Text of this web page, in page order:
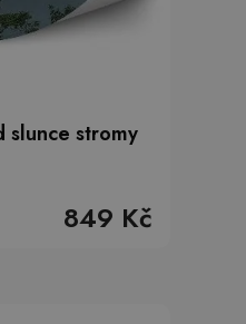
slunce stromy
849 Kč